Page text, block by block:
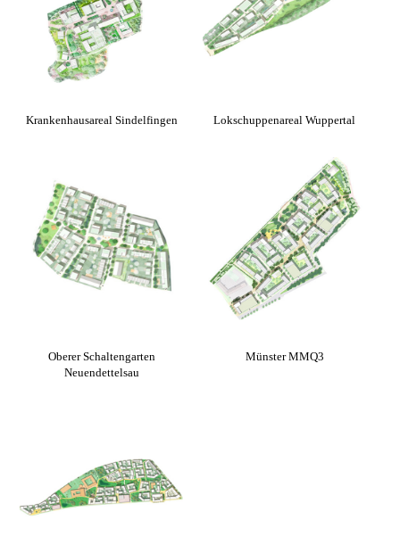
Krankenhausareal Sindelfingen Lokschuppenareal Wuppertal
Oberer Schaltengarten
Neuendettelsau
Münster MMQ3